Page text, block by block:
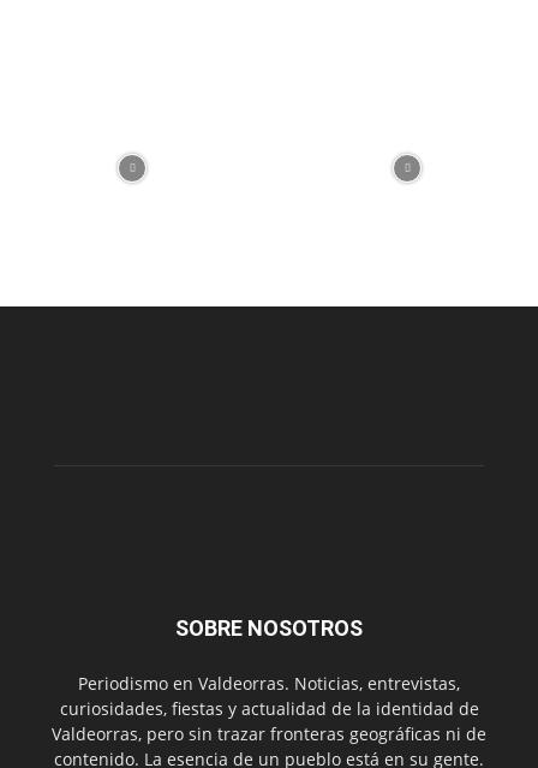
SOBRE NOSOTROS
Periodismo en Valdeorras. Noticias, entrevistas,
curiosidades, fiestas y actualidad de la identidad de
Valdeorras, pero sin trazar fronteras geográficas ni de
contenido. La esencia de un pueblo está en su gente.